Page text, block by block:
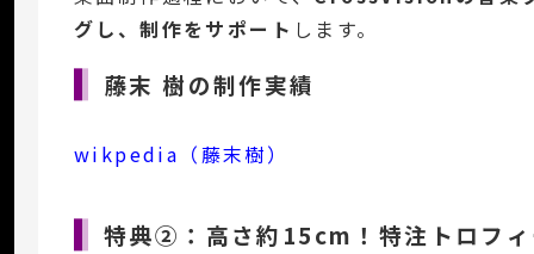
グし、制作をサポート します。
藤末 樹の制作実績
wikpedia（藤末樹）
特典②：高さ約15cm！特注トロフ